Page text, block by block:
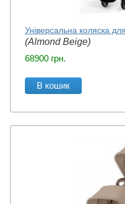
Універсальна коляска
(Almond Beige)
68900 грн.
В кошик